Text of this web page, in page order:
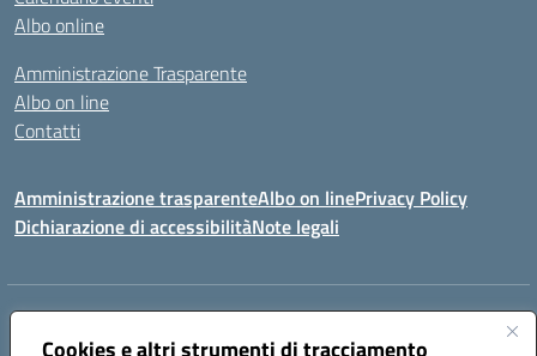
Cookies e altri strumenti di tracciamento
Albo online
Amministrazione Trasparente
Albo on line
Contatti
Amministrazione trasparenteAlbo on linePrivacy Policy
Dichiarazione di accessibilitàNote legali
Indirizzo:
Centralino:078170786 Email:caic875002@istruzione.it